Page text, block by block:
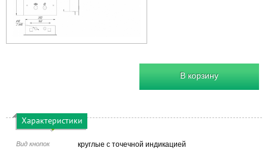
В корзину
Характеристики
Вид кнопок круглые с точечной индикацией